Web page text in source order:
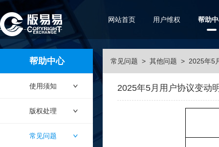
网站首页 用户维权 帮助
帮助中心
使用须知
版权处理
常见问题
常见问题 > 其他问题 > 2025年5
2025年5月用户协议变动